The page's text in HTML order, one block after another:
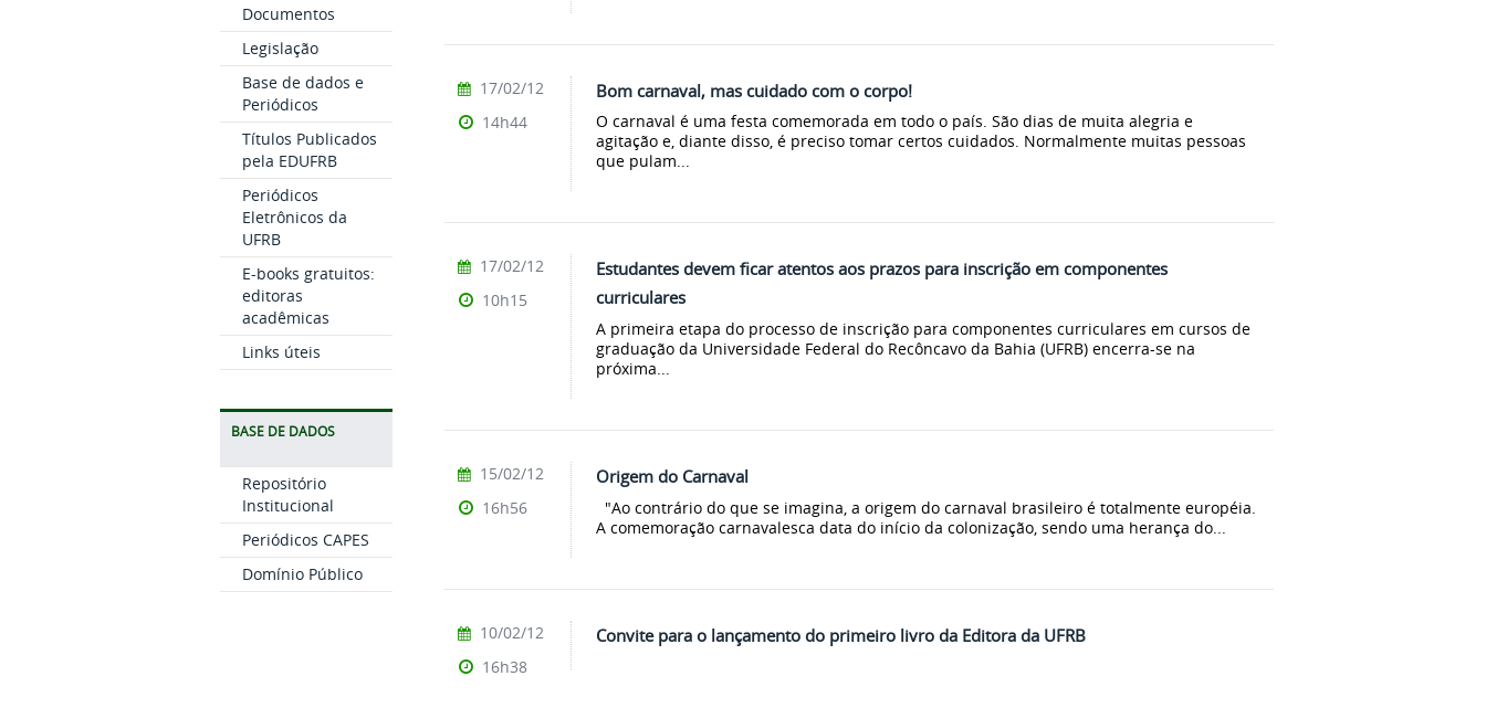
Documentos
Legislação
Base de dados e
Periódicos
Títulos Publicados
pela EDUFRB
Periódicos
Eletrônicos da
UFRB
E-books gratuitos:
editoras
acadêmicas
Links úteis
BASE DE DADOS
Repositório
Institucional
Periódicos CAPES
Domínio Público
Bom carnaval, mas cuidado com o corpo!
O carnaval é uma festa comemorada em todo o país. São dias de muita alegria e
agitação e, diante disso, é preciso tomar certos cuidados. Normalmente muitas pessoas
que pulam...
17/02/12
14h44
Estudantes devem ficar atentos aos prazos para inscrição em componentes
curriculares
A primeira etapa do processo de inscrição para componentes curriculares em cursos de
graduação da Universidade Federal do Recôncavo da Bahia (UFRB) encerra-se na
próxima...
17/02/12
10h15
Origem do Carnaval
"Ao contrário do que se imagina, a origem do carnaval brasileiro é totalmente européia.
A comemoração carnavalesca data do início da colonização, sendo uma herança do...
15/02/12
16h56
Convite para o lançamento do primeiro livro da Editora da UFRB
10/02/12
16h38